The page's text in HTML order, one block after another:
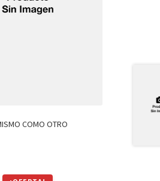
COMO OTRO